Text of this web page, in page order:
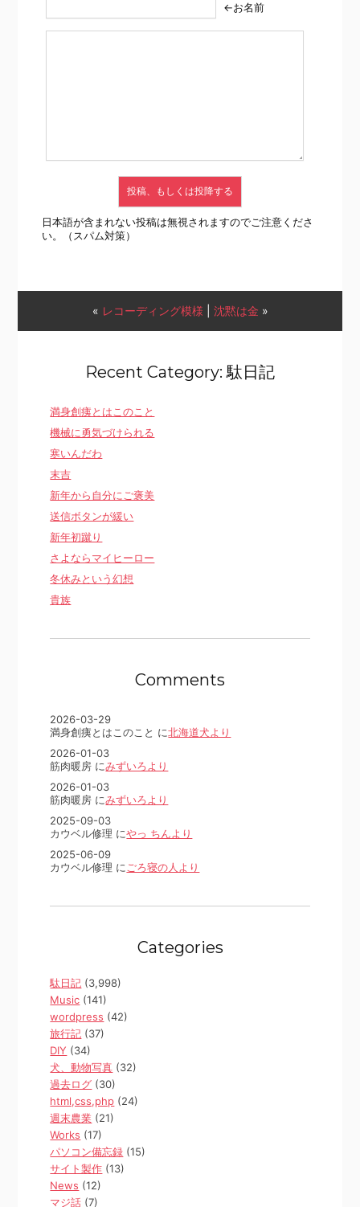
←お名前
日本語が含まれない投稿は無視されますのでご注意くださ
い。（スパム対策）
« レコーディング模様 沈黙は金 »
Recent Category: 駄日記
満身創痍とはこのこと
機械に勇気づけられる
寒いんだわ
末吉
新年から自分にご褒美
送信ボタンが緩い
新年初蹴り
さよならマイヒーロー
冬休みという幻想
貴族
Comments
2026-03-29
満身創痍とはこのこと に北海道犬より
2026-01-03
筋肉暖房 にみずいろより
2026-01-03
筋肉暖房 にみずいろより
2025-09-03
カウベル修理 にやっ ちんより
2025-06-09
カウベル修理 に ごろ寝の人より
Categories
駄日記 (3,998)
Music (141)
wordpress (42)
旅行記 (37)
DIY (34)
犬、動物写真 (32)
過去ログ (30)
html,css,php (24)
週末農業 (21)
Works (17)
パソコン備忘録 (15)
サイト製作 (13)
News (12)
マジ話 (7)